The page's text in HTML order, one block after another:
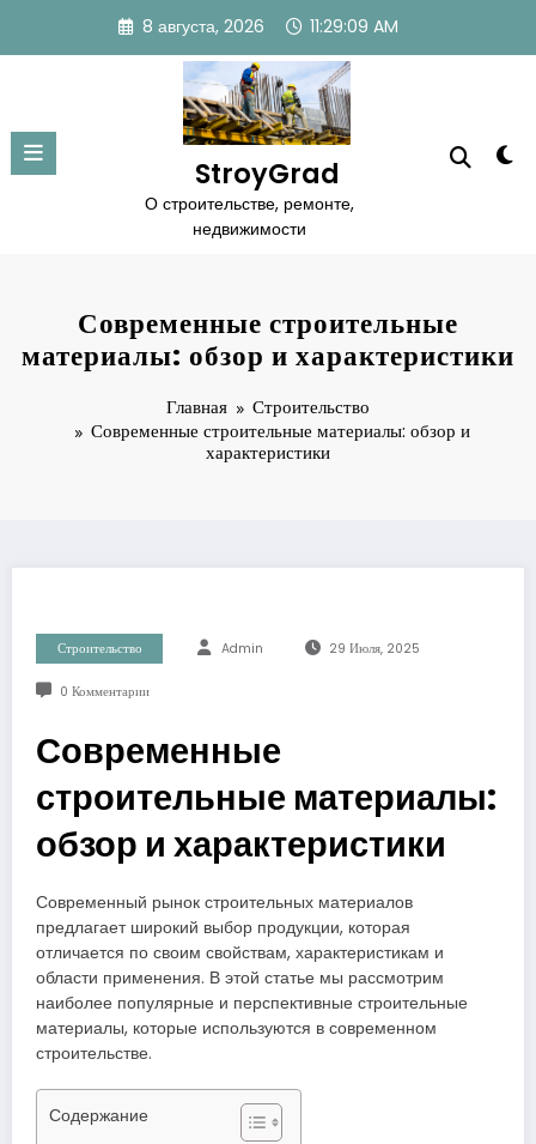
содержимому
8 августа, 2026 11:29:10 AM
StroyGrad
О строительстве, ремонте,
недвижимости
Современные строительные
материалы: обзор и характеристики
Главная
Строительство
Современные строительные материалы: обзор и
характеристики
Строительство Admin 29 Июля, 2025
0 Комментарии
Современные
строительные материалы:
обзор и характеристики
Современный рынок строительных материалов
предлагает широкий выбор продукции, которая
отличается по своим свойствам, характеристикам и
области применения. В этой статье мы рассмотрим
наиболее популярные и перспективные строительные
материалы, которые используются в современном
строительстве.
Содержание